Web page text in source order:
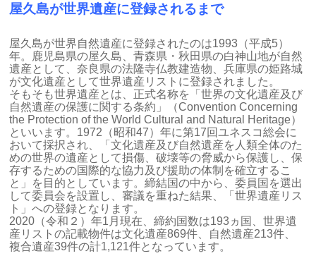
屋久島が世界遺産に登録されるまで
屋久島が世界自然遺産に登録されたのは1993（平成5）
年。鹿児島県の屋久島、青森県・秋田県の白神山地が自然
遺産として、奈良県の法隆寺仏教建造物、兵庫県の姫路城
が文化遺産として世界遺産リストに登録されました。
そもそも世界遺産とは、正式名称を「世界の文化遺産及び
自然遺産の保護に関する条約」（Convention Concerning
the Protection of the World Cultural and Natural Heritage）
といいます。1972（昭和47）年に第17回ユネスコ総会に
おいて採択され、「文化遺産及び自然遺産を人類全体のた
めの世界の遺産として損傷、破壊等の脅威から保護し、保
存するための国際的な協力及び援助の体制を確立するこ
と」を目的としています。締結国の中から、委員国を選出
して委員会を設置し、審議を重ねた結果、「世界遺産リス
ト」への登録となります。
2020（令和２）年1月現在、締約国数は193ヵ国、世界遺
産リストの記載物件は文化遺産869件、自然遺産213件、
複合遺産39件の計1,121件となっています。